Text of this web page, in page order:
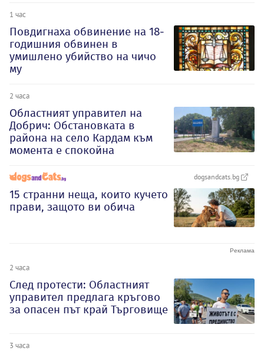
1 час
Повдигнаха обвинение на 18-
годишния обвинен в
умишлено убийство на чичо
му
2 часа
Oбластният управител на
Добрич: Обстановката в
района на село Кардам към
момента е спокойна
dogsandcats.bg
15 странни неща, които кучето
прави, защото ви обича
2 часа
След протести: Областният
управител предлага кръгово
за опасен път край Търговище
3 часа